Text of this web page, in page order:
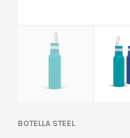
BOTELLA STEEL